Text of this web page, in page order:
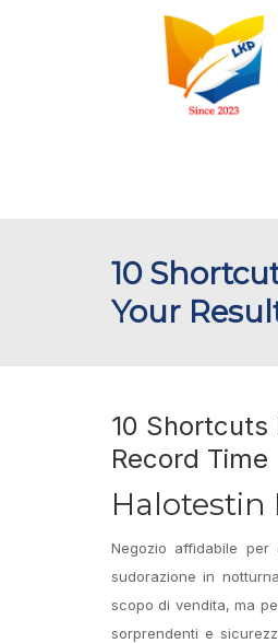
10
Your
10 Shortcuts
Record Time
Halotestin
Negozio affidabile
sudorazione in
scopo di vendita, ma
sorprendenti e